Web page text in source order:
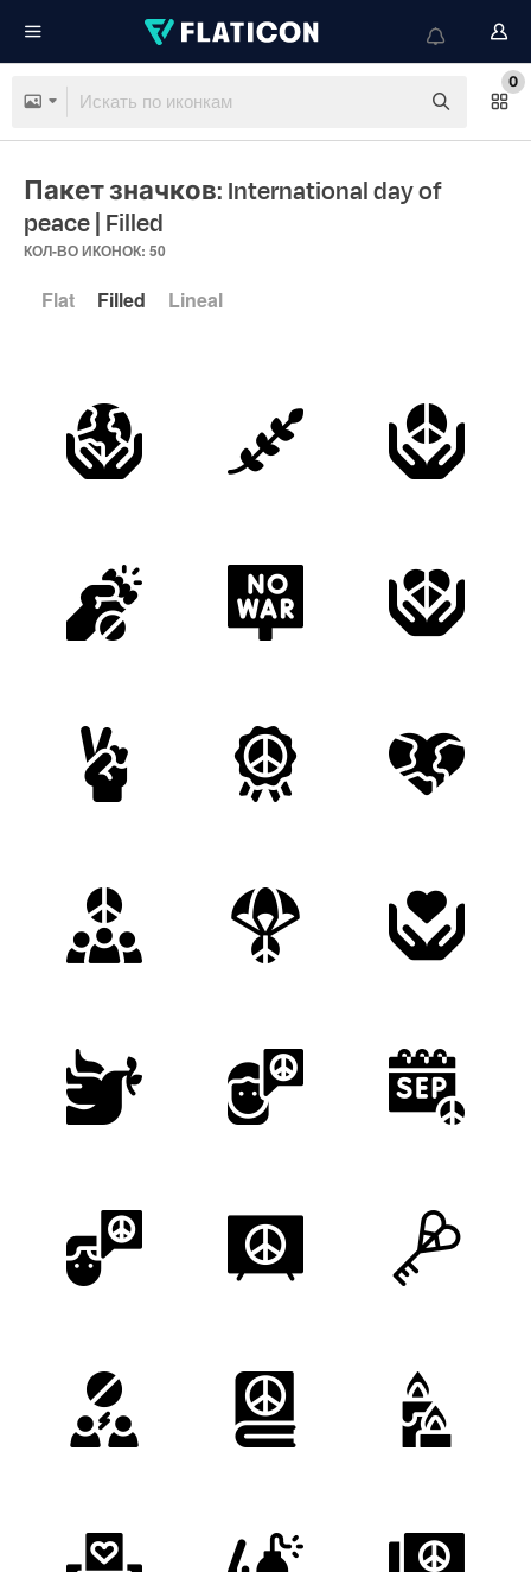
0
Пакет значков: International day of
peace| Filled
КОЛ-ВО ИКОНОК: 50
Flat Filled Lineal